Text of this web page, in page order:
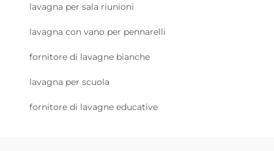
lavagna per sala riunioni
lavagna con vano per pennarelli
fornitore di lavagne bianche
lavagna per scuola
fornitore di lavagne educative